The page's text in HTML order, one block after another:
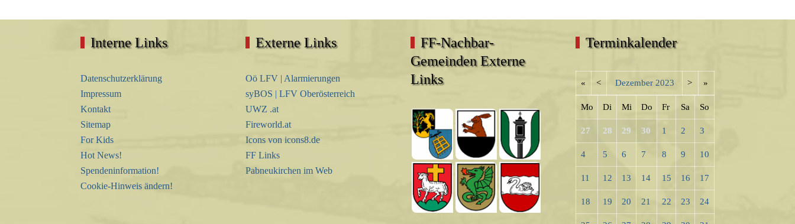
Interne Links
Datenschutzerklärung
Impressum
Kontakt
Sitemap
For Kids
Hot News!
Spendeninformation!
Cookie-Hinweis ändern!
Externe Links
Oö LFV | Alarmierungen
syBOS | LFV Oberösterreich
UWZ .at
Fireworld.at
Icons von icons8.de
FF Links
Pabneukirchen im Web
FF-Nachbar-
Gemeinden Externe
Links
Terminkalender
« < Dezember 2023 > »
Mo Di Mi Do Fr Sa So
27 28 29 30 1 2 3
4 5 6 7 8 9 10
11 12 13 14 15 16 17
18 19 20 21 22 23 24